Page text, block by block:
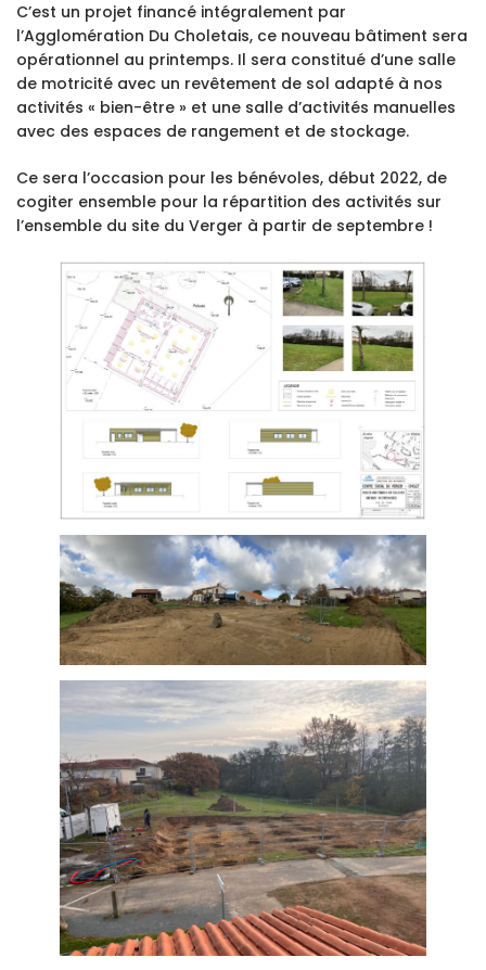
C’est un projet financé intégralement par
l’Agglomération Du Choletais, ce nouveau bâtiment sera
opérationnel au printemps. Il sera constitué d’une salle
de motricité avec un revêtement de sol adapté à nos
activités « bien-être » et une salle d’activités manuelles
avec des espaces de rangement et de stockage.
Ce sera l’occasion pour les bénévoles, début 2022, de
cogiter ensemble pour la répartition des activités sur
l’ensemble du site du Verger à partir de septembre !